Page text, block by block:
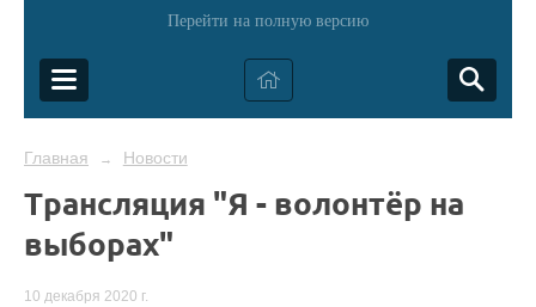
Перейти на полную версию
Главная → Новости
Трансляция "Я - волонтёр на
выборах"
10 декабря 2020 г.